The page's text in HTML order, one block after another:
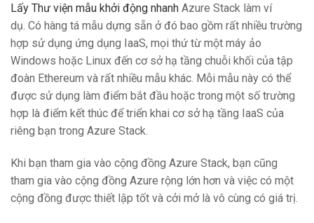
Lấy Thư viện mẫu khởi động nhanh Azure Stack làm ví
dụ. Có hàng tá mẫu dựng sẵn ở đó bao gồm rất nhiều trường
hợp sử dụng ứng dụng IaaS, mọi thứ từ một máy ảo
Windows hoặc Linux đến cơ sở hạ tầng chuỗi khối của tập
đoàn Ethereum và rất nhiều mẫu khác. Mỗi mẫu này có thể
được sử dụng làm điểm bắt đầu hoặc trong một số trường
hợp là điểm kết thúc để triển khai cơ sở hạ tầng IaaS của
riêng bạn trong Azure Stack.
Khi bạn tham gia vào cộng đồng Azure Stack, bạn cũng
tham gia vào cộng đồng Azure rộng lớn hơn và việc có một
cộng đồng được thiết lập tốt và cởi mở là vô cùng có giá trị.